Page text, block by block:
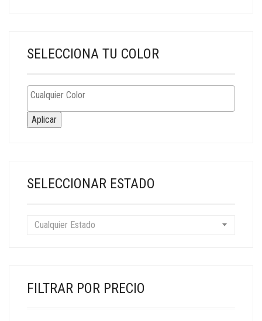
SELECCIONA TU COLOR
Aplicar
SELECCIONAR ESTADO
Cualquier Estado
FILTRAR POR PRECIO